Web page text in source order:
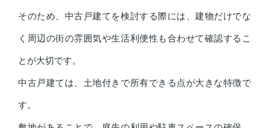
そのため、中古戸建てを検討する際には、建物だけでな
く周辺の街の雰囲気や生活利便性も合わせて確認するこ
とが大切です。
中古戸建ては、土地付きで所有できる点が大きな特徴で
す。